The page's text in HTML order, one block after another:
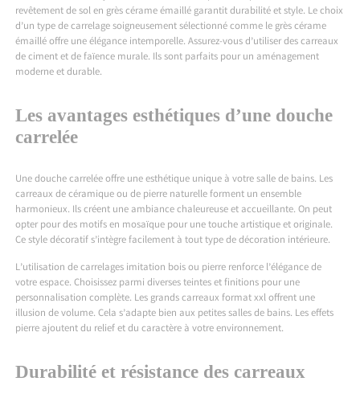
revêtement de sol en grès cérame émaillé garantit durabilité et style. Le choix
d’un type de carrelage soigneusement sélectionné comme le grès cérame
émaillé offre une élégance intemporelle. Assurez-vous d’utiliser des carreaux
de ciment et de faïence murale. Ils sont parfaits pour un aménagement
moderne et durable.
Les avantages esthétiques d’une douche
carrelée
Une douche carrelée offre une esthétique unique à votre salle de bains. Les
carreaux de céramique ou de pierre naturelle forment un ensemble
harmonieux. Ils créent une ambiance chaleureuse et accueillante. On peut
opter pour des motifs en mosaïque pour une touche artistique et originale.
Ce style décoratif s’intègre facilement à tout type de décoration intérieure.
L’utilisation de carrelages imitation bois ou pierre renforce l’élégance de
votre espace. Choisissez parmi diverses teintes et finitions pour une
personnalisation complète. Les grands carreaux format xxl offrent une
illusion de volume. Cela s’adapte bien aux petites salles de bains. Les effets
pierre ajoutent du relief et du caractère à votre environnement.
Durabilité et résistance des carreaux